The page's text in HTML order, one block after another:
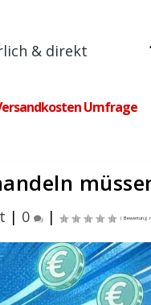
& direkt
Umfrage
| 0 |